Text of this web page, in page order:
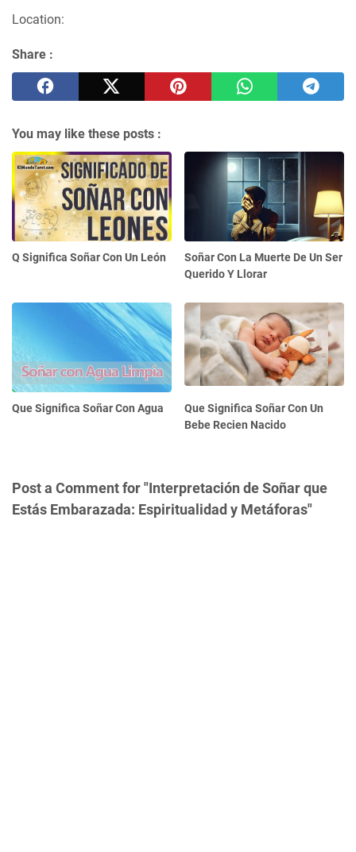
Location:
Share :
You may like these posts :
Q Significa Soñar Con Un León
Soñar Con La Muerte De Un Ser
Querido Y Llorar
Que Significa Soñar Con Agua
Que Significa Soñar Con Un
Bebe Recien Nacido
Post a Comment for "Interpretación de Soñar que
Estás Embarazada: Espiritualidad y Metáforas"